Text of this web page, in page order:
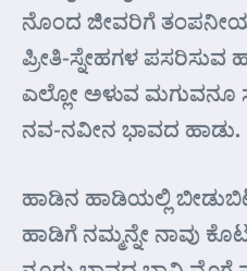
ನೊಂದ ಜೀವರಿಗೆ
ಪ್ರೀತಿ-ಸ್ನೇಹಗಳ ಪಸರಿಸುವ
ಎಲ್ಲೋ ಅಳುವ ಮಗುವನೂ
ನವ-ನವೀನ ಭಾವದ ಹಾಡು.
ಹಾಡಿನ ಹಾಡಿಯಲ್ಲಿ
ಹಾಡಿಗೆ ನಮ್ಮನ್ನೇ ನಾವು